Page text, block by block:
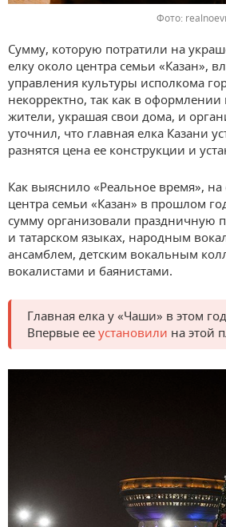
Фото:
Сумму, которую потратили на
елку около центра семьи «Казан»,
управления культуры исполкома
некорректно, так как в оформлении
жители, украшая свои дома, и
уточнил, что главная елка Казани
разнятся цена ее конструкции и
Как выяснило «Реальное время»,
центра семьи «Казан» в прошлом
сумму организовали праздничную
и татарском языках, народным
ансамблем, детским вокальным
вокалистами и баянистами.
Главная елка у «Чаши» в этом
Впервые ее установили на этой